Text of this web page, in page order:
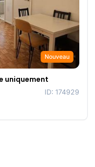
Nouveau
uniquement
ID: 174929